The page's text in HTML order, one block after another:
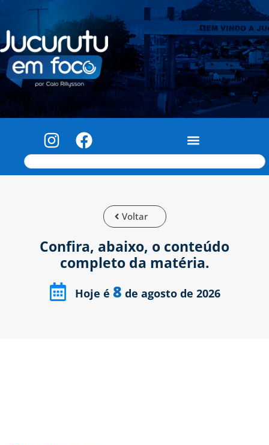
Voltar
Confira, abaixo, o conteúdo
completo da matéria.
Hoje é 8 de agosto de 2026